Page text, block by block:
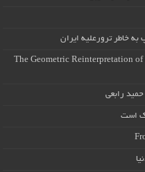
به خاطر ترورعلیه ایران
The Geometric Reinterpretation
رابعی
است